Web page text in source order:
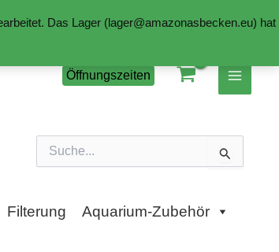
Das Lager (lager@amazonasbecken.eu) hat
Öffnungszeiten
nach:
Filterung
Aquarium-Zubehör